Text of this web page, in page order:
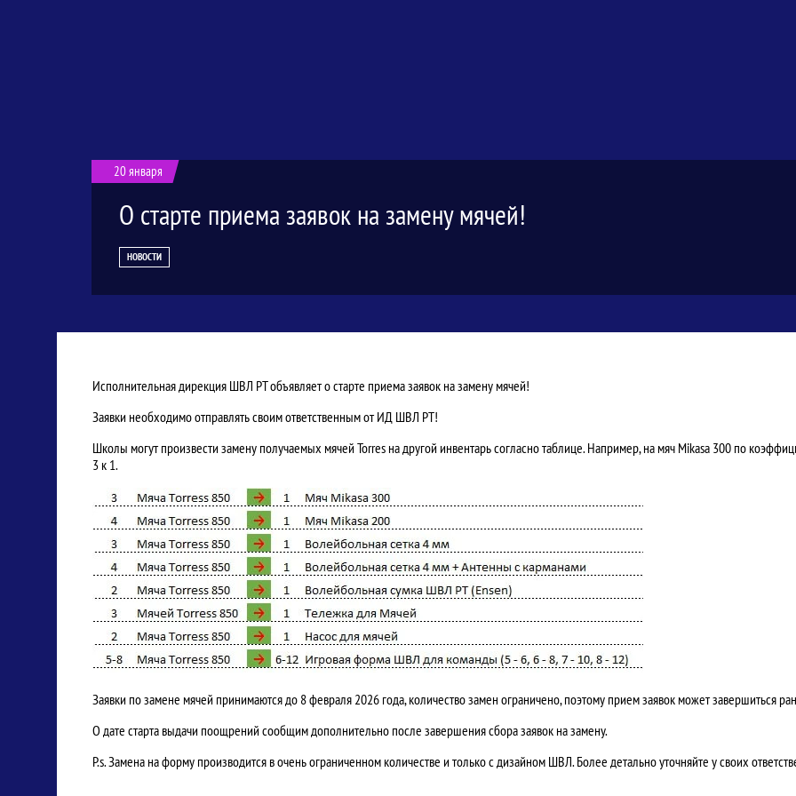
20 января
О старте приема заявок на замену мячей!
НОВОСТИ
Исполнительная дирекция ШВЛ РТ объявляет о старте приема заявок на замену мячей!
Заявки необходимо отправлять своим ответственным от ИД ШВЛ РТ!
Школы могут произвести замену получаемых мячей Torres на другой инвентарь согласно таблице. Например, на мяч Mikasa 300 по
3 к 1.
Заявки по замене мячей принимаются до 8 февраля 2026 года, количество замен ограничено, поэтому прием заявок может завершиться
О дате старта выдачи поощрений сообщим дополнительно после завершения сбора заявок на замену.
P.s. Замена на форму производится в очень ограниченном количестве и только с дизайном ШВЛ. Более детально уточняйте у своих